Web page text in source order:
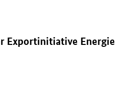
Exportinitiative Energie